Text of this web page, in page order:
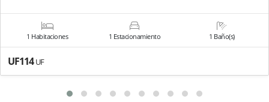
1 Habitaciones 1 Estacionamiento 1 Baño(s)
UF114UF